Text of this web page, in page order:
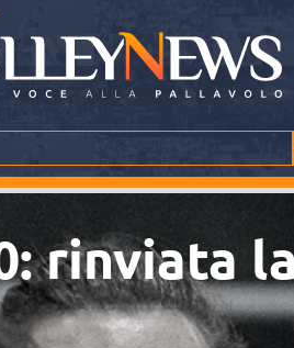
rinviata